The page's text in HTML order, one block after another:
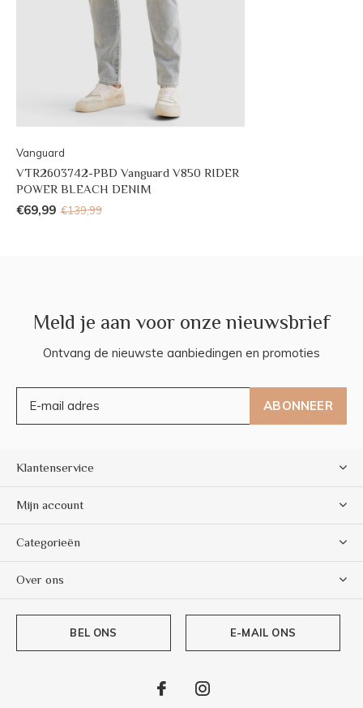
Vanguard
VTR2603742-PBD Vanguard V850 RIDER
POWER BLEACH DENIM
€69,99 €139,99
Meld je aan voor onze nieuwsbrief
Ontvang de nieuwste aanbiedingen en promoties
ABONNEER
Klantenservice
Mijn account
Categorieën
Over ons
BEL ONS E-MAIL ONS